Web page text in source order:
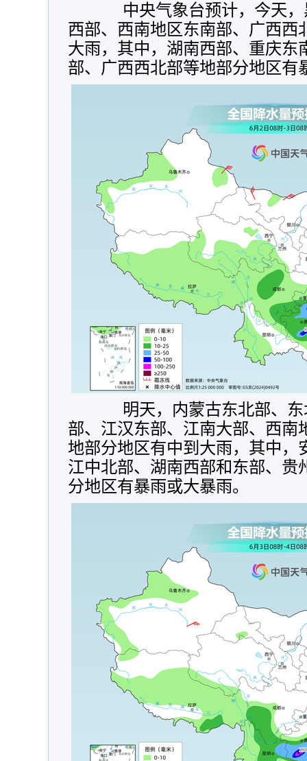
中央气象台预计，今天，
西部、西南地区东南部、广西西
大雨，其中，湖南西部、重庆东
部、广西西北部等地部分地区有
明天， 内蒙古东北部、
部、江汉东部、江南大部、西南
地部分地区有中到大雨，其中，
江中北部、湖南西部和东部、贵
分地区有暴雨或大暴雨。